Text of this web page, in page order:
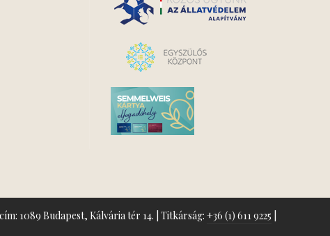
1089 Budapest, Kálvária tér 14. | Titkárság: +36 (1) 611 9225